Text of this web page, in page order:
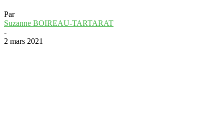
Par
Suzanne BOIREAU-TARTARAT
-
2 mars 2021